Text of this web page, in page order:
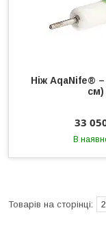
Ніж AqaNife®
см)
33
В